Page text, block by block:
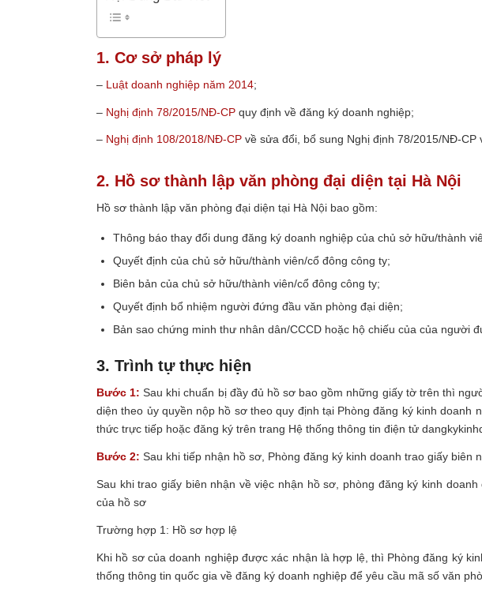
1. Cơ sở pháp lý
– Luật doanh nghiệp năm 2014;
– Nghị định 78/2015/NĐ-CP quy định về đăng ký doanh nghiệp;
– Nghị định 108/2018/NĐ-CP về sửa đổi, bổ sung Nghị định 78/2015/NĐ-CP
2. Hồ sơ thành lập văn phòng đại diện tại Hà Nội
Hồ sơ thành lập văn phòng đại diện tại Hà Nội bao gồm:
Thông báo thay đổi dung đăng ký doanh nghiệp của chủ sở hữu/thành
Quyết định của chủ sở hữu/thành viên/cổ đông công ty;
Biên bản của chủ sở hữu/thành viên/cổ đông công ty;
Quyết định bổ nhiệm người đứng đầu văn phòng đại diện;
Bản sao chứng minh thư nhân dân/CCCD hoặc hộ chiếu của của người
3. Trình tự thực hiện
Bước 1: Sau khi chuẩn bị đầy đủ hồ sơ bao gồm những giấy tờ trên thì
diện theo ủy quyền nộp hồ sơ theo quy định tại Phòng đăng ký kinh doanh
thức trực tiếp hoặc đăng ký trên trang Hệ thống thông tin điện tử
Bước 2: Sau khi tiếp nhận hồ sơ, Phòng đăng ký kinh doanh trao giấy biên
Sau khi trao giấy biên nhận về việc nhận hồ sơ, phòng đăng ký kinh
của hồ sơ
Trường hợp 1: Hồ sơ hợp lệ
Khi hồ sơ của doanh nghiệp được xác nhận là hợp lệ, thì Phòng đăng ký
thống thông tin quốc gia về đăng ký doanh nghiệp để yêu cầu mã số văn